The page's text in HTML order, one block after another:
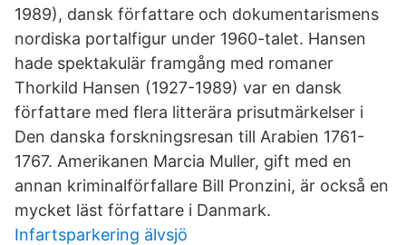
1989), dansk författare och dokumentarismens
nordiska portalfigur under 1960-talet. Hansen
hade spektakulär framgång med romaner
Thorkild Hansen (1927-1989) var en dansk
författare med flera litterära prisutmärkelser i
Den danska forskningsresan till Arabien 1761-
1767. Amerikanen Marcia Muller, gift med en
annan kriminalförfallare Bill Pronzini, är också en
mycket läst författare i Danmark.
Infartsparkering älvsjö